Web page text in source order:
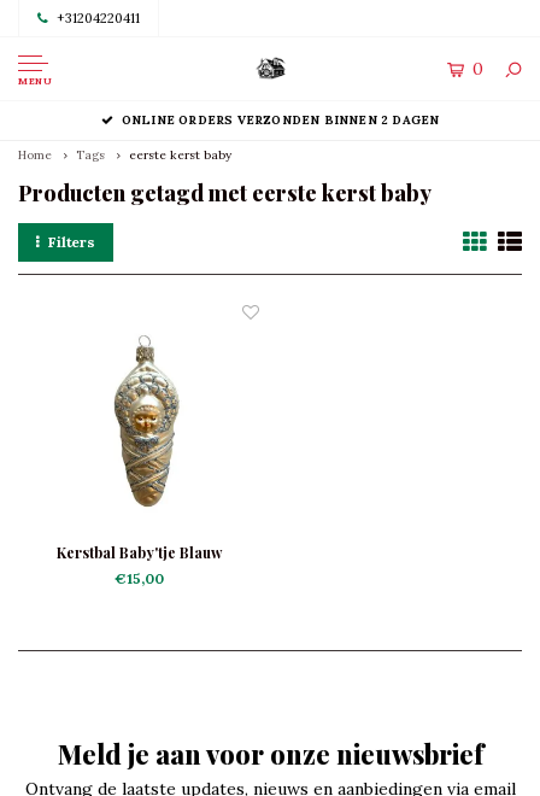
+31204220411
MENU
0
ONLINE ORDERS VERZONDEN BINNEN 2 DAGEN
Home Tags eerste kerst baby
Producten getagd met eerste kerst baby
Filters
Kerstbal Baby'tje Blauw
€15,00
Meld je aan voor onze nieuwsbrief
Ontvang de laatste updates, nieuws en aanbiedingen via email